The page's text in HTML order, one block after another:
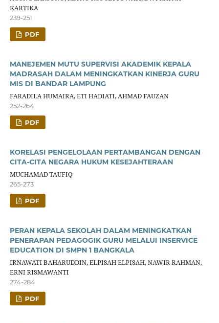
KARTIKA
239-251
PDF
MANEJEMEN MUTU SUPERVISI AKADEMIK KEPALA
MADRASAH DALAM MENINGKATKAN KINERJA GURU
MIS DI BANDAR LAMPUNG
FARADILA HUMAIRA, ETI HADIATI, AHMAD FAUZAN
252-264
PDF
KORELASI PENGELOLAAN PERTAMBANGAN DENGAN
CITA-CITA NEGARA HUKUM KESEJAHTERAAN
MUCHAMAD TAUFIQ
265-273
PDF
PERAN KEPALA SEKOLAH DALAM MENINGKATKAN
PENERAPAN PEDAGOGIK GURU MELALUI INSERVICE
EDUCATION DI SMPN 1 BANGKALA
IRNAWATI BAHARUDDIN, ELPISAH ELPISAH, NAWIR RAHMAN,
ERNI RISMAWANTI
274-284
PDF